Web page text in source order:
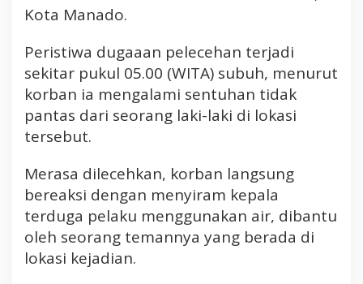
e
c
e
h
a
e
k
s
u
Kota Manado.
Peristiwa dugaaan pelecehan terjadi
sekitar pukul 05.00 (WITA) subuh, menurut
korban ia mengalami sentuhan tidak
pantas dari seorang laki-laki di lokasi
tersebut.
Merasa dilecehkan, korban langsung
bereaksi dengan menyiram kepala
terduga pelaku menggunakan air, dibantu
oleh seorang temannya yang berada di
lokasi kejadian.